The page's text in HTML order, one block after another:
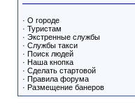
· О городе
· Туристам
· Экстренные службы
· Службы такси
· Поиск людей
· Наша кнопка
· Сделать стартовой
· Правила форума
· Размещение банеров